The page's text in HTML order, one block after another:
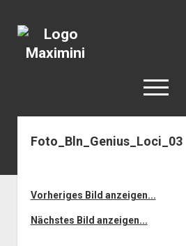
open
< work
Foto_Bln_Genius_Loci_03
Vorheriges Bild anzeigen...
Nächstes Bild anzeigen...